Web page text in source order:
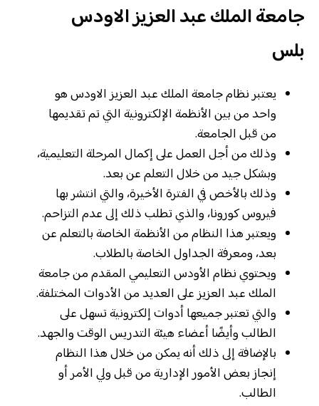
جامعة الملك عبد العزيز الاودس
بلس
يعتبر نظام جامعة الملك عبد العزيز الاودس هو
واحد من بين الأنظمة الإلكترونية التي تم تقديمها
من قبل الجامعة.
وذلك من أجل العمل على إكمال المرحلة التعليمية،
وبشكل جيد من خلال التعلم عن بعد.
وذلك بالأخص في الفترة الأخيرة، والتي انتشر بها
فيروس كورونا، والذي تطلب ذلك إلى عدم التزاحم.
ويعتبر هذا النظام من الأنظمة الخاصة بالتعلم عن
بعد، ومعرفة الجداول الخاصة بالطلاب.
ويحتوي نظام الأودس التعليمي المقدم من جامعة
الملك عبد العزيز على العديد من الأدوات المختلفة.
والتي تعتبر جميعها أدوات إلكترونية تسهل على
الطالب وأيضًا أعضاء هيئة التدريس الوقت والجهد.
بالإضافة إلى ذلك أنه يمكن من خلال هذا النظام
إنجاز بعض الأمور الإدارية من قبل ولي الأمر أو
الطالب.